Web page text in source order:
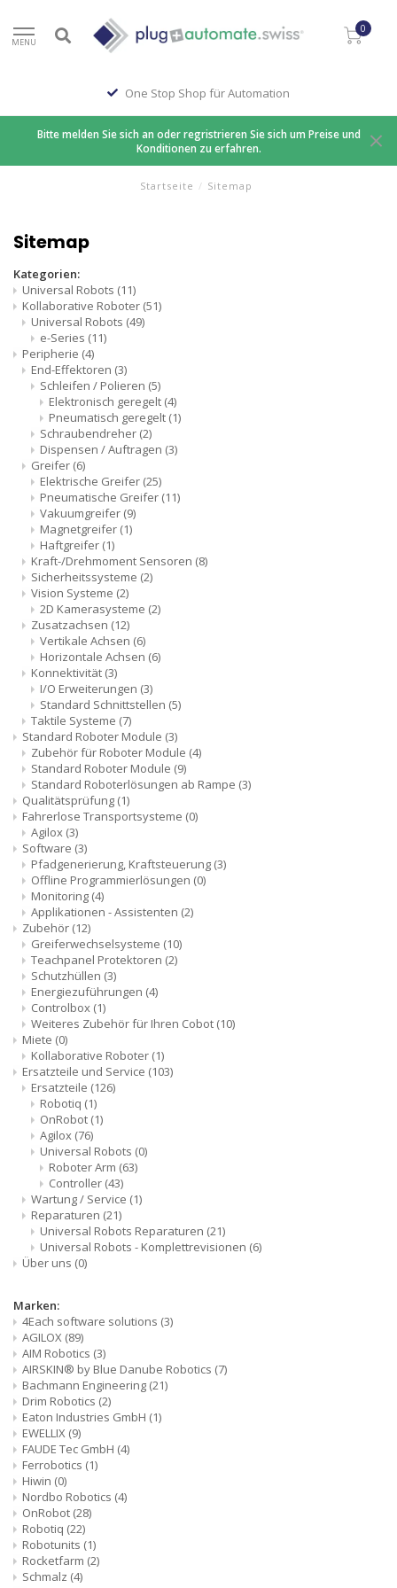
MENU
0
One Stop Shop für Automation
Bitte melden Sie sich an oder regristrieren Sie sich um Preise und
Konditionen zu erfahren.
Startseite / Sitemap
Sitemap
Kategorien:
Universal Robots (11)
Kollaborative Roboter (51)
Universal Robots (49)
e-Series (11)
Peripherie (4)
End-Effektoren (3)
Schleifen / Polieren (5)
Elektronisch geregelt (4)
Pneumatisch geregelt (1)
Schraubendreher (2)
Dispensen / Auftragen (3)
Greifer (6)
Elektrische Greifer (25)
Pneumatische Greifer (11)
Vakuumgreifer (9)
Magnetgreifer (1)
Haftgreifer (1)
Kraft-/Drehmoment Sensoren (8)
Sicherheitssysteme (2)
Vision Systeme (2)
2D Kamerasysteme (2)
Zusatzachsen (12)
Vertikale Achsen (6)
Horizontale Achsen (6)
Konnektivität (3)
I/O Erweiterungen (3)
Standard Schnittstellen (5)
Taktile Systeme (7)
Standard Roboter Module (3)
Zubehör für Roboter Module (4)
Standard Roboter Module (9)
Standard Roboterlösungen ab Rampe (3)
Qualitätsprüfung (1)
Fahrerlose Transportsysteme (0)
Agilox (3)
Software (3)
Pfadgenerierung, Kraftsteuerung (3)
Offline Programmierlösungen (0)
Monitoring (4)
Applikationen - Assistenten (2)
Zubehör (12)
Greiferwechselsysteme (10)
Teachpanel Protektoren (2)
Schutzhüllen (3)
Energiezuführungen (4)
Controlbox (1)
Weiteres Zubehör für Ihren Cobot (10)
Miete (0)
Kollaborative Roboter (1)
Ersatzteile und Service (103)
Ersatzteile (126)
Robotiq (1)
OnRobot (1)
Agilox (76)
Universal Robots (0)
Roboter Arm (63)
Controller (43)
Wartung / Service (1)
Reparaturen (21)
Universal Robots Reparaturen (21)
Universal Robots - Komplettrevisionen (6)
Über uns (0)
Marken:
4Each software solutions (3)
AGILOX (89)
AIM Robotics (3)
AIRSKIN® by Blue Danube Robotics (7)
Bachmann Engineering (21)
Drim Robotics (2)
Eaton Industries GmbH (1)
EWELLIX (9)
FAUDE Tec GmbH (4)
Ferrobotics (1)
Hiwin (0)
Nordbo Robotics (4)
OnRobot (28)
Robotiq (22)
Robotunits (1)
Rocketfarm (2)
Schmalz (4)